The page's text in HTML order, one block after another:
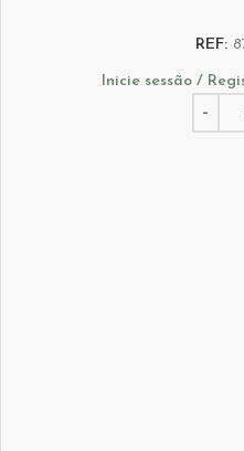
REF:
Inicie sessão /